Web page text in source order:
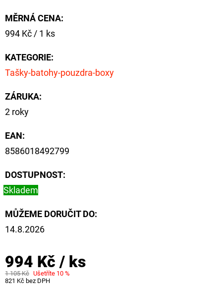
MĚRNÁ CENA:
Měrná
994 Kč / 1 ks
KATEGORIE:
Tašky-batohy-pouzdra-boxy
ZÁRUKA:
2 roky
EAN:
8586018492799
DOSTUPNOST:
Skladem
MŮŽEME DORUČIT DO:
14.8.2026
994 Kč / ks
1 105 Kč Ušetříte 10 %
821 Kč bez DPH